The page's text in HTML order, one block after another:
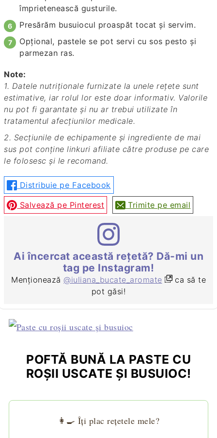
împrietenească gusturile.
Presărăm busuiocul proaspăt tocat şi servim.
Opţional, pastele se pot servi cu sos pesto şi
parmezan ras.
Note:
1. Datele nutriționale furnizate la unele rețete sunt
estimative, iar rolul lor este doar informativ. Valorile
nu pot fi garantate și nu ar trebui utilizate în
tratamentul afecțiunilor medicale.
2. Secțiunile de echipamente și ingrediente de mai
sus pot conține linkuri afiliate către produse pe care
le folosesc și le recomand.
Distribuie pe Facebook
Salvează pe Pinterest Trimite pe email
Ai încercat această rețetă? Dă-mi un
tag pe Instagram!
Menționează @iuliana_bucate_aromate
ca să te
pot găsi!
POFTĂ BUNĂ LA PASTE CU
ROŞII USCATE ŞI BUSUIOC!
👩‍🍳 Îți plac rețetele mele?